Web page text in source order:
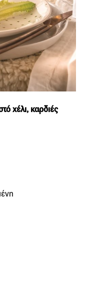
χέλι, καρδιές